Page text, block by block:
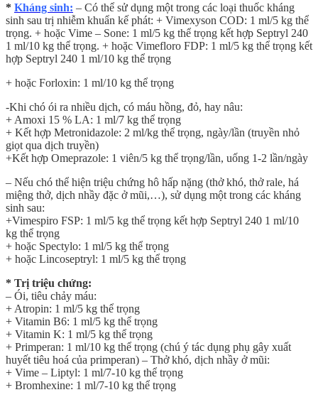
* Kháng sinh: – Có thể sử dụng một trong các loại thuốc kháng
sinh sau trị nhiễm khuẩn kế phát: + Vimexyson COD: 1 ml/5 kg thể
trọng. + hoặc Vime – Sone: 1 ml/5 kg thể trọng kết hợp Septryl 240
1 ml/10 kg thể trọng. + hoặc Vimefloro FDP: 1 ml/5 kg thể trọng kết
hợp Septryl 240 1 ml/10 kg thể trọng
+ hoặc Forloxin: 1 ml/10 kg thể trọng
-Khi chó ói ra nhiều dịch, có máu hồng, đỏ, hay nâu:
+ Amoxi 15 % LA: 1 ml/7 kg thể trọng
+ Kết hợp Metronidazole: 2 ml/kg thể trọng, ngày/lần (truyền nhỏ
giọt qua dịch truyền)
+Kết hợp Omeprazole: 1 viên/5 kg thể trọng/lần, uống 1-2 lần/ngày
– Nếu chó thể hiện triệu chứng hô hấp nặng (thở khó, thở rale, há
miệng thở, dịch nhầy đặc ở mũi,…), sử dụng một trong các kháng
sinh sau:
+Vimespiro FSP: 1 ml/5 kg thể trọng kết hợp Septryl 240 1 ml/10
kg thể trọng
+ hoặc Spectylo: 1 ml/5 kg thể trọng
+ hoặc Lincoseptryl: 1 ml/5 kg thể trọng
* Trị triệu chứng:
– Ói, tiêu chảy máu:
+ Atropin: 1 ml/5 kg thể trọng
+ Vitamin B6: 1 ml/5 kg thể trọng
+ Vitamin K: 1 ml/5 kg thể trọng
+ Primperan: 1 ml/10 kg thể trọng (chú ý tác dụng phụ gây xuất
huyết tiêu hoá của primperan) – Thở khó, dịch nhầy ở mũi:
+ Vime – Liptyl: 1 ml/7-10 kg thể trọng
+ Bromhexine: 1 ml/7-10 kg thể trọng